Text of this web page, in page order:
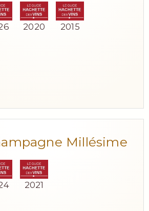
2020 2015
Millésime
2021